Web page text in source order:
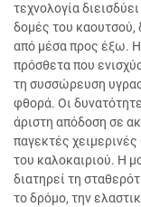
τεχνολογία
δομές του καουτσού,
από μέσα προς έξω.
πρόσθετα που
τη συσσώρευση
φθορά. Οι
άριστη απόδοση σε
παγεκτές
του καλοκαιριού. Η
διατηρεί τη
το δρόμο, την